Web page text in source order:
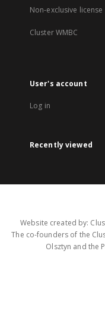
Non-exclusive
Cluster WMBC
User's account
Log in
Recently viewed
Website created by:
The co-founders of the
Olsztyn and the